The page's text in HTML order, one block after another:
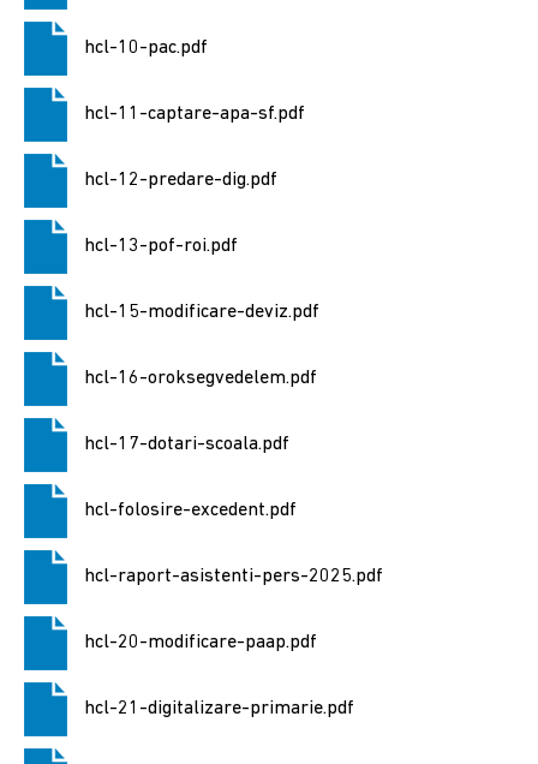
Választásokkal
kapcsolatos
tudnivalok
Önkormányzat
Elérhetőség
Polgármester
Alpolgármester
Jegyző
Tanácstagok
Helyi
Tanácsosok
Vagyon
érdek
nyilatkozatok
2019
hcl-10-pac.pdf
hcl-11-captare-apa-sf.pdf
hcl-12-predare-dig.pdf
hcl-13-pof-roi.pdf
hcl-15-modificare-deviz.pdf
hcl-16-oroksegvedelem.pdf
hcl-17-dotari-scoala.pdf
hcl-folosire-excedent.pdf
hcl-raport-asistenti-pers-2025.pdf
hcl-20-modificare-paap.pdf
hcl-21-digitalizare-primarie.pdf